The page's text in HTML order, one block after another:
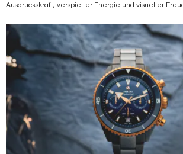
Ausdruckskraft, verspielter Energie und visueller
Bild